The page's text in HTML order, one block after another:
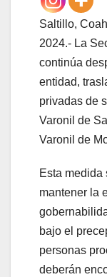
Saltillo,
2024.- La
continúa
entidad,
privadas de
Varonil de
Varonil de
Esta medida
mantener la
bajo el
personas
deberán